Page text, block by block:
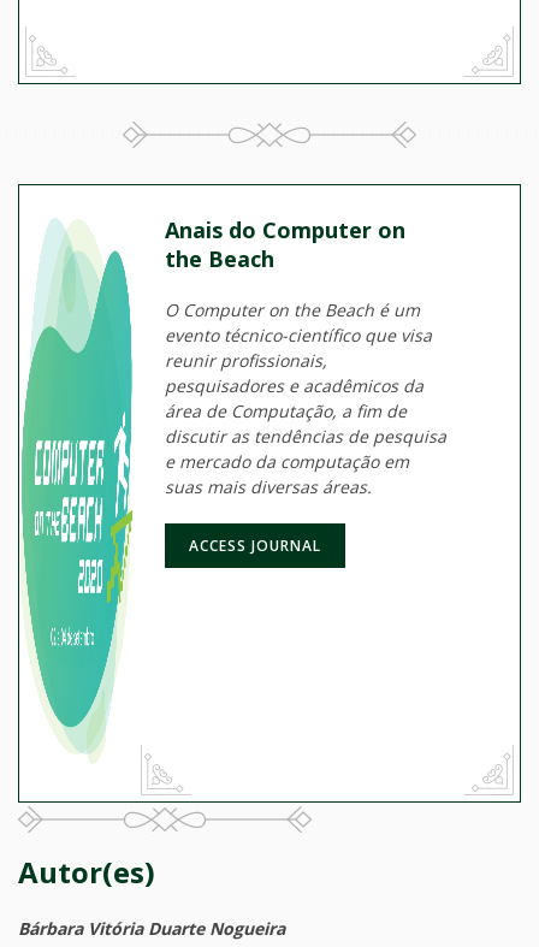
Anais do Computer on
the Beach
O Computer on the Beach é um
evento técnico-científico que visa
reunir profissionais,
pesquisadores e acadêmicos da
área de Computação, a fim de
discutir as tendências de pesquisa
e mercado da computação em
suas mais diversas áreas.
ACCESS JOURNAL
Autor(es)
Bárbara Vitória Duarte Nogueira